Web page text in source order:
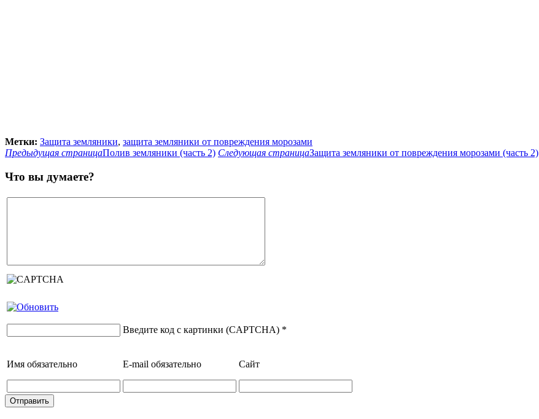
Метки: Защита земляники, защита земляники от повреждения морозами
Предыдущая страницаПолив земляники (часть 2) Следующая страницаЗащита земляники от повреждения морозами (часть 2)
Что вы думаете?
Введите код с картинки (CAPTCHA) *
Имя обязательно E-mail обязательно Сайт